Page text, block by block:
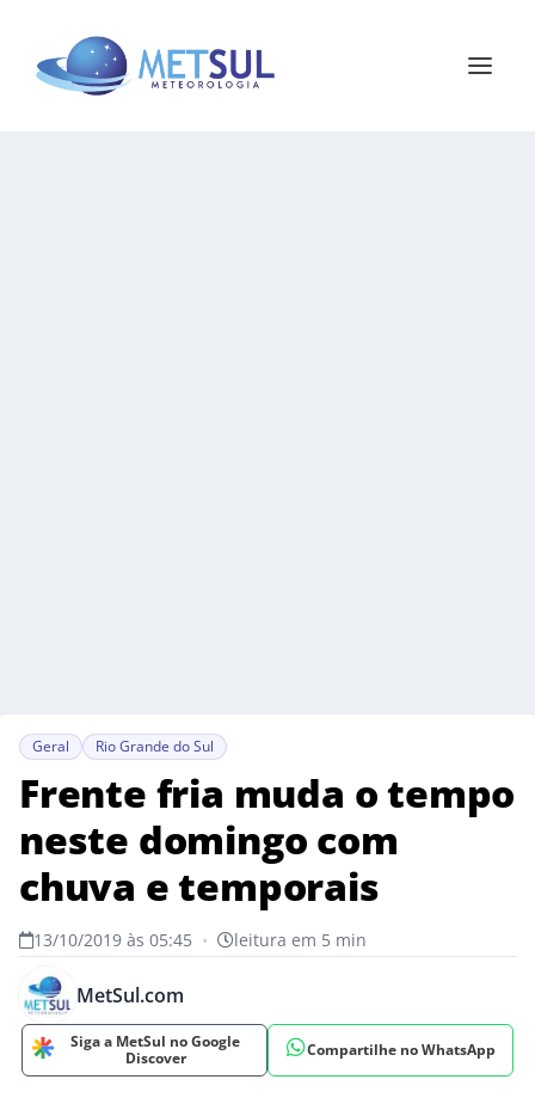
Geral Rio Grande do Sul
Frente fria muda o tempo
neste domingo com
chuva e temporais
13/10/2019 às 05:45 • leitura em 5 min
MetSul.com
Siga a MetSul no Google
Discover
Compartilhe no WhatsApp